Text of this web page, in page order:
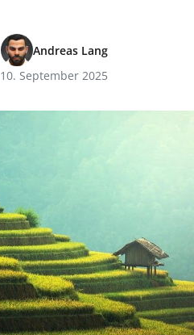
Andreas Lang
10. September 2025